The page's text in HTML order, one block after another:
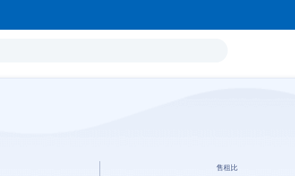
售租比